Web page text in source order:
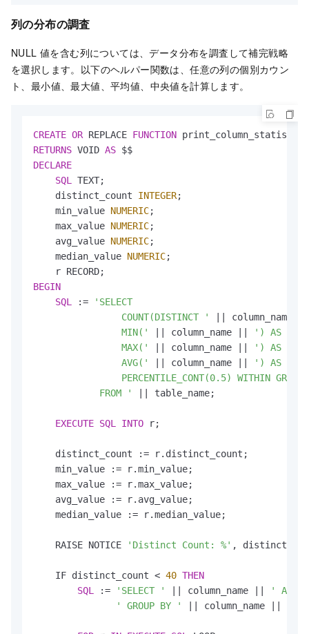
列の分布の調査
NULL 値を含む列については、データ分布を調査して補完戦略
を選択します。以下のヘルパー関数は、任意の列の個別カウン
ト、最小値、最大値、平均値、中央値を計算します。
CREATE OR REPLACE FUNCTION
RETURNS VOID AS
DECLARE
SQL TEXT;
    distinct_count
INTEGER;
    min_value
NUMERIC;
    max_value
NUMERIC;
    avg_value
NUMERIC;
    median_value
NUMERIC;
BEGIN
SQL :=
'SELECT
                COUNT(DISTINCT '
column_name
                MIN('
column_name
') AS
                MAX('
column_name
') AS
                AVG('
column_name
') AS
PERCENTILE_CONT(0.5) WITHIN GROUP
            FROM '
table_name;
EXECUTE SQL INTO r;
    distinct_count :
= r.distinct_count;
    min_value :
= r.min_value;
    max_value :
= r.max_value;
    avg_value :
= r.avg_value;
    median_value :
= r.median_value;
    RAISE NOTICE
'Distinct Count: %' ,
    IF distinct_count
< 40 THEN
SQL := 'SELECT ' column_name
' AS
' GROUP BY '
column_name